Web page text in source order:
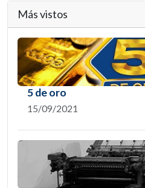
Más vistos
5 de oro
15/09/2021